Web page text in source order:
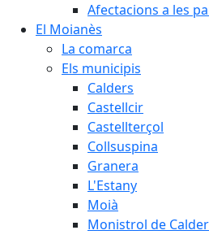
Afectacions a les
El Moianès
La comarca
Els municipis
Calders
Castellcir
Castellterçol
Collsuspina
Granera
L'Estany
Moià
Monistrol de